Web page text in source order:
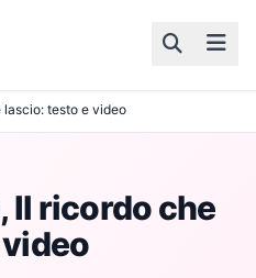
lascio: testo e video
Il ricordo che